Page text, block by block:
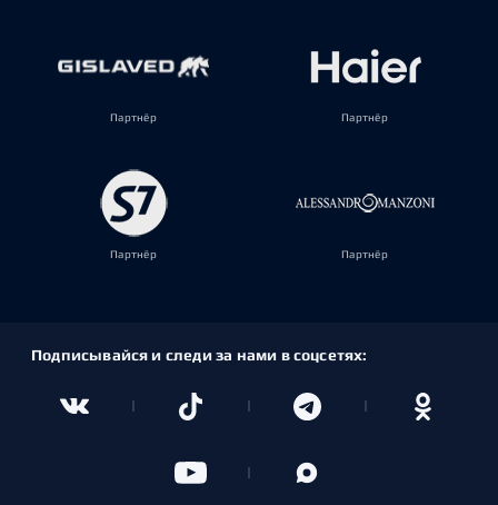
Партнёр Партнёр
Партнёр Партнёр
Подписывайся и следи за нами в соцсетях: